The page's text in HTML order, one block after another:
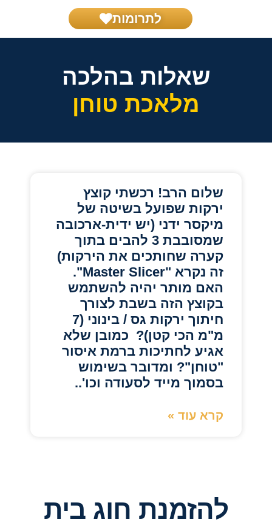
לתרומות
שאלות בהלכה
מלאכת טוחן
שלום הרב! רכשתי קוצץ
ירקות שפועל בשיטה של
מיקסר ידני (יש ידית-ארכובה
שמסובבת 3 להבים בתוך
קערה שחותכים את הירקות)
זה נקרא "Master Slicer".
האם מותר יהיה להשתמש
בקוצץ הזה בשבת לצורך
חיתוך ירקות גס / בינוני (7
מ"מ הכי קטן)? כמובן שלא
אגיע לחתיכות ברמת איסור
"טוחן"? ומדובר בשימוש
בסמוך מייד לסעודה וכו'..
קרא עוד »
להזמנת חוג בית